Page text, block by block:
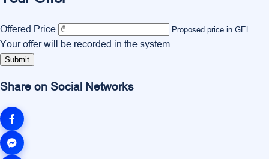
Offered Price Proposed price in GEL
Your offer will be recorded in the system.
Submit
Share on Social Networks